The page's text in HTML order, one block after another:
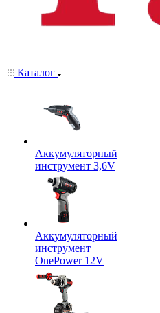
Каталог
Аккумуляторный
инструмент 3,6V
Аккумуляторный
инструмент
OnePower 12V